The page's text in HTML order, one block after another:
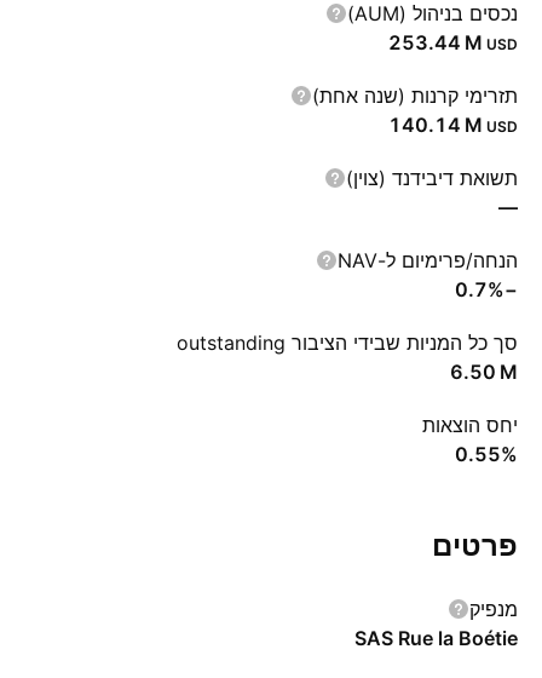
נכסים בניהול (AUM)
‪253.44 M‬ USD
תזרימי קרנות (שנה אחת)
‪140.14 M‬ USD
תשואת דיבידנד (צוין)
—
הנחה/פרימיום ל-NAV
−0.7%
סך כל המניות שבידי הציבור outstanding
‪6.50 M‬
יחס הוצאות
0.55%
פרטים
מנפיק
SAS Rue la Boétie